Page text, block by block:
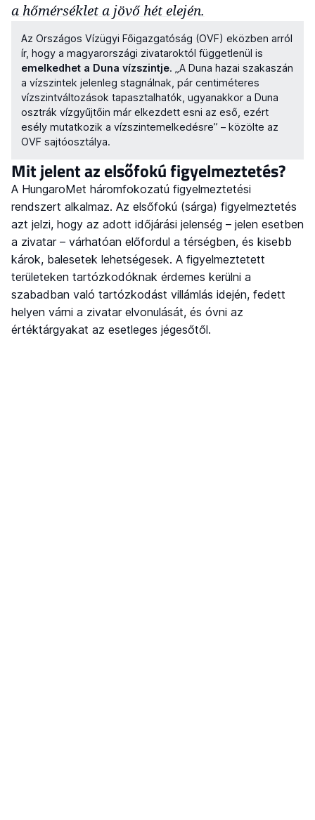
a hőmérséklet a jövő hét elején.
Az Országos Vízügyi Főigazgatóság (OVF) eközben arról
ír, hogy a magyarországi zivataroktól függetlenül is
emelkedhet a Duna vízszintje. „A Duna hazai szakaszán
a vízszintek jelenleg stagnálnak, pár centiméteres
vízszintváltozások tapasztalhatók, ugyanakkor a Duna
osztrák vízgyűjtőin már elkezdett esni az eső, ezért
esély mutatkozik a vízszintemelkedésre” – közölte az
OVF sajtóosztálya.
Mit jelent az elsőfokú figyelmeztetés?
A HungaroMet háromfokozatú figyelmeztetési
rendszert alkalmaz. Az elsőfokú (sárga) figyelmeztetés
azt jelzi, hogy az adott időjárási jelenség – jelen esetben
a zivatar – várhatóan előfordul a térségben, és kisebb
károk, balesetek lehetségesek. A figyelmeztetett
területeken tartózkodóknak érdemes kerülni a
szabadban való tartózkodást villámlás idején, fedett
helyen várni a zivatar elvonulását, és óvni az
értéktárgyakat az esetleges jégesőtől.